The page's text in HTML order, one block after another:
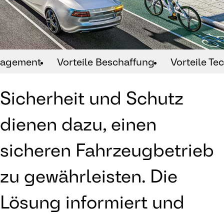
Vorteile Beschaffung Vorteile
Sicherheit und Schutz
dienen dazu, einen
sicheren Fahrzeugbetrieb
zu gewährleisten. Die
Lösung informiert und